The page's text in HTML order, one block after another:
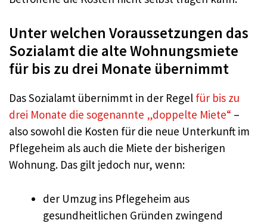
Unter welchen Voraussetzungen das
Sozialamt die alte Wohnungsmiete
für bis zu drei Monate übernimmt
Das Sozialamt übernimmt in der Regel für bis zu
drei Monate die sogenannte „doppelte Miete“ –
also sowohl die Kosten für die neue Unterkunft im
Pflegeheim als auch die Miete der bisherigen
Wohnung. Das gilt jedoch nur, wenn:
der Umzug ins Pflegeheim aus
gesundheitlichen Gründen zwingend